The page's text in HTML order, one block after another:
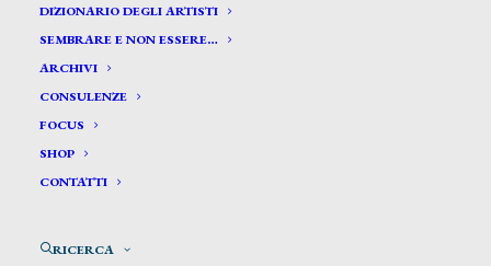
DIZIONARIO DEGLI ARTISTI
SEMBRARE E NON ESSERE…
ARCHIVI
CONSULENZE
FOCUS
SHOP
CONTATTI
RICERCA